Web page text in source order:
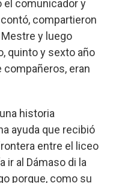
el comunicador y
compartieron
y luego
quinto y sexto año
compañeros, eran
historia
ayuda que recibió
entre el liceo
ir al Dámaso di la
porque, como su